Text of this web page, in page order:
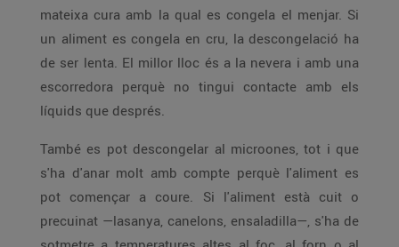
mateixa cura amb la qual es congela el menjar. Si
un aliment es congela en cru, la descongelació ha
de ser lenta. El millor lloc és a la nevera i amb una
escorredora perquè no tingui contacte amb els
líquids que després.
També es pot descongelar al microones, tot i que
s'ha d'anar molt amb compte perquè l'aliment es
pot començar a coure. Si l'aliment està cuit o
precuinat —lasanya, canelons, ensaladilla—, s'ha de